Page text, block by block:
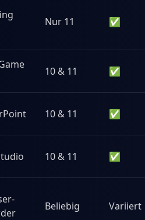
Nur 11 ✅
10 & 11 ✅
10 & 11 ✅
10 & 11 ✅
Beliebig Variiert